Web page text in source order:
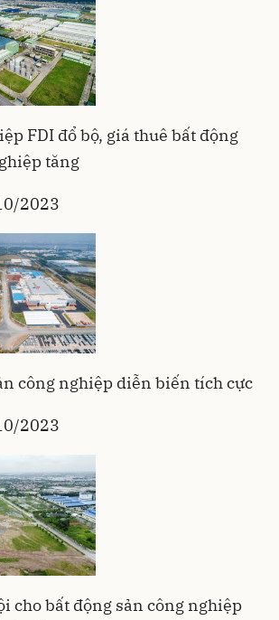
FDI đổ bộ, giá thuê bất động
tăng
2023
công nghiệp diễn biến tích cực
2023
cho bất động sản công nghiệp